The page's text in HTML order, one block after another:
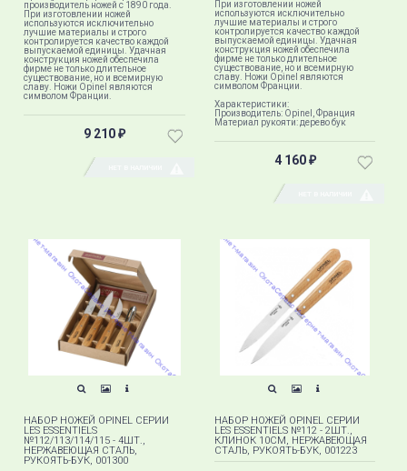
производитель ножей с 1890 года.
При изготовлении ножей
используются исключительно
лучшие материалы и строго
контролируется качество каждой
выпускаемой единицы. Удачная
конструкция ножей обеспечила
фирме не только длительное
существование, но и всемирную
славу. Ножи Opinel являются
символом Франции.
9 210 ₽
При изготовлении ножей
используются исключительно
лучшие материалы и строго
контролируется качество каждой
выпускаемой единицы. Удачная
конструкция ножей обеспечила
фирме не только длительное
существование, но и всемирную
славу. Ножи Opinel являются
символом Франции.
Характеристики:
Производитель: Opinel, Франция
Материал рукояти: дерево бук
4 160 ₽
НАБОР НОЖЕЙ OPINEL СЕРИИ
LES ESSENTIELS
№112/113/114/115 - 4ШТ.,
НЕРЖАВЕЮЩАЯ СТАЛЬ,
РУКОЯТЬ-БУК, 001300
НАБОР НОЖЕЙ OPINEL СЕРИИ
LES ESSENTIELS №112 - 2ШТ.,
КЛИНОК 10СМ, НЕРЖАВЕЮЩАЯ
СТАЛЬ, РУКОЯТЬ-БУК, 001223